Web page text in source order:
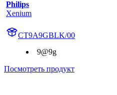
Philips
Xenium
CT9A9GBLK/00
9@9g
Посмотреть продукт